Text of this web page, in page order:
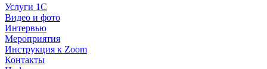
Услуги 1C
Видео и фото
Интервью
Мероприятия
Инструкция к Zoom
Контакты